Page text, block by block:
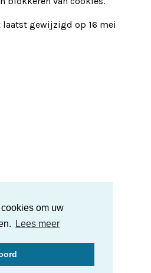
om uw
Lees meer
laatst gewijzigd op 16 mei
Advocaten